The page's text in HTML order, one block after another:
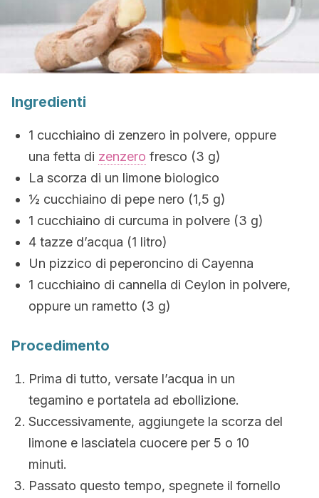
Ingredienti
1 cucchiaino di zenzero in polvere, oppure
una fetta di zenzero fresco (3 g)
La scorza di un limone biologico
½ cucchiaino di pepe nero (1,5 g)
1 cucchiaino di curcuma in polvere (3 g)
4 tazze d’acqua (1 litro)
Un pizzico di peperoncino di Cayenna
1 cucchiaino di cannella di Ceylon in polvere,
oppure un rametto (3 g)
Procedimento
Prima di tutto, versate l’acqua in un
tegamino e portatela ad ebollizione.
Successivamente, aggiungete la scorza del
limone e lasciatela cuocere per 5 o 10
minuti.
Passato questo tempo, spegnete il fornello